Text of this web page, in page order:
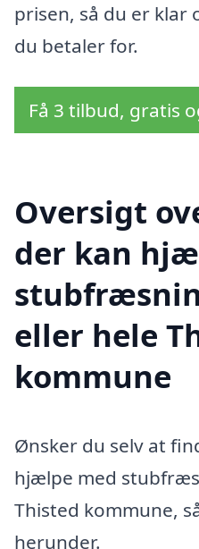
prisen, så du er klar
du betaler for.
Få 3 tilbud, gratis
Oversigt
der kan
eller hele
kommune
Ønsker du selv at
hjælpe med
Thisted kommune,
herunder.